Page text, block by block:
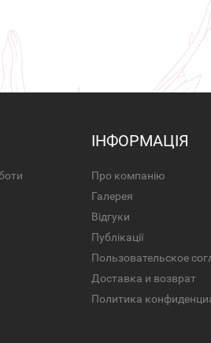
ІНФОРМАЦІЯ
Про компанію
Галерея
Відгуки
Публікації
Пользовательское
Доставка и возврат
Политика